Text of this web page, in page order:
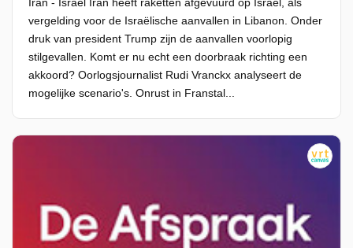
vergelding voor de Israëlische aanvallen in Libanon. Onder
druk van president Trump zijn de aanvallen voorlopig
stilgevallen. Komt er nu echt een doorbraak richting een
akkoord? Oorlogsjournalist Rudi Vranckx analyseert de
mogelijke scenario's. Onrust in Franstal...